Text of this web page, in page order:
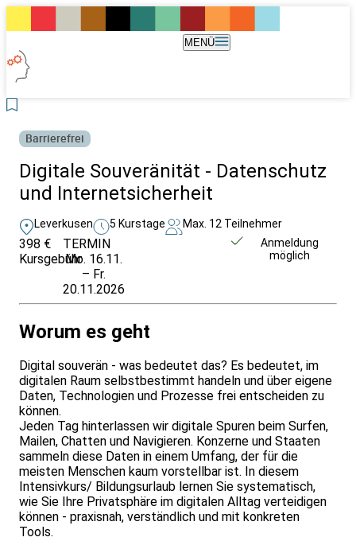
MENÜ
Barrierefrei
Digitale Souveränität - Datenschutz
und Internetsicherheit
Leverkusen 5 Kurstage Max. 12 Teilnehmer
398 €
Kursgebühr
TERMIN
Mo. 16.11.
– Fr.
20.11.2026
Anmeldung
möglich
Worum es geht
Digital souverän - was bedeutet das? Es bedeutet, im
digitalen Raum selbstbestimmt handeln und über eigene
Daten, Technologien und Prozesse frei entscheiden zu
können.
Jeden Tag hinterlassen wir digitale Spuren beim Surfen,
Mailen, Chatten und Navigieren. Konzerne und Staaten
sammeln diese Daten in einem Umfang, der für die
meisten Menschen kaum vorstellbar ist. In diesem
Intensivkurs/ Bildungsurlaub lernen Sie systematisch,
wie Sie Ihre Privatsphäre im digitalen Alltag verteidigen
können - praxisnah, verständlich und mit konkreten
Tools.